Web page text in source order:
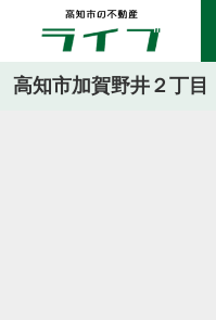
高知市加賀野井２丁目